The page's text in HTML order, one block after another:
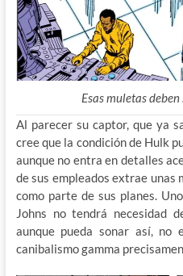
Esas muletas
Al parecer su captor, que ya
cree que la condición de Hulk
aunque no entra en detalles
de sus empleados extrae unas
como parte de sus planes.
Johns no tendrá necesidad
aunque pueda sonar así, no
canibalismo gamma